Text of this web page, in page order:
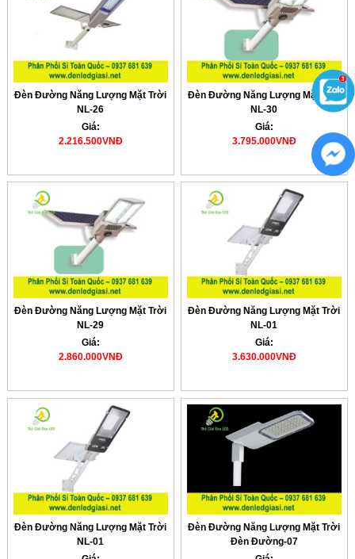
Đèn Đường Năng Lượng Mặt Trời
NL-26
Giá:
2.216.500VNĐ
Đèn Đường Năng Lượng Mặt Trời
NL-30
Giá:
3.795.000VNĐ
Đèn Đường Năng Lượng Mặt Trời
NL-29
Giá:
2.860.000VNĐ
Đèn Đường Năng Lượng Mặt Trời
NL-01
Giá:
3.630.000VNĐ
Đèn Đường Năng Lượng Mặt Trời
NL-01
Đèn Đường Năng Lượng Mặt Trời
Đèn Đường-07